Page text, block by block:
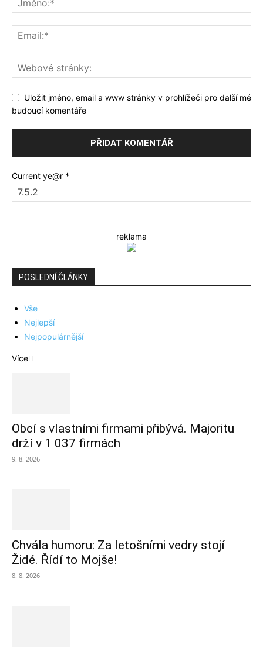
Uložit jméno, email a www stránky v prohlížeči pro další mé
budoucí komentáře
Current ye@r *
reklama
POSLEDNÍ ČLÁNKY
Vše
Nejlepší
Nejpopulárnější
Více
Obcí s vlastními firmami přibývá. Majoritu
drží v 1 037 firmách
9. 8. 2026
Chvála humoru: Za letošními vedry stojí
Židé. Řídí to Mojše!
8. 8. 2026